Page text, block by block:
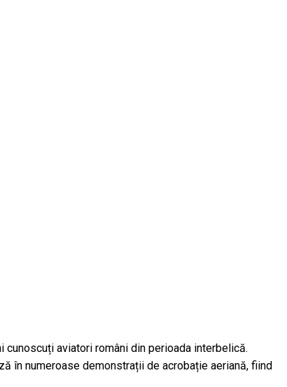
aviatori români din perioada interbelică.
în numeroase demonstrații de acrobație aeriană, fiind